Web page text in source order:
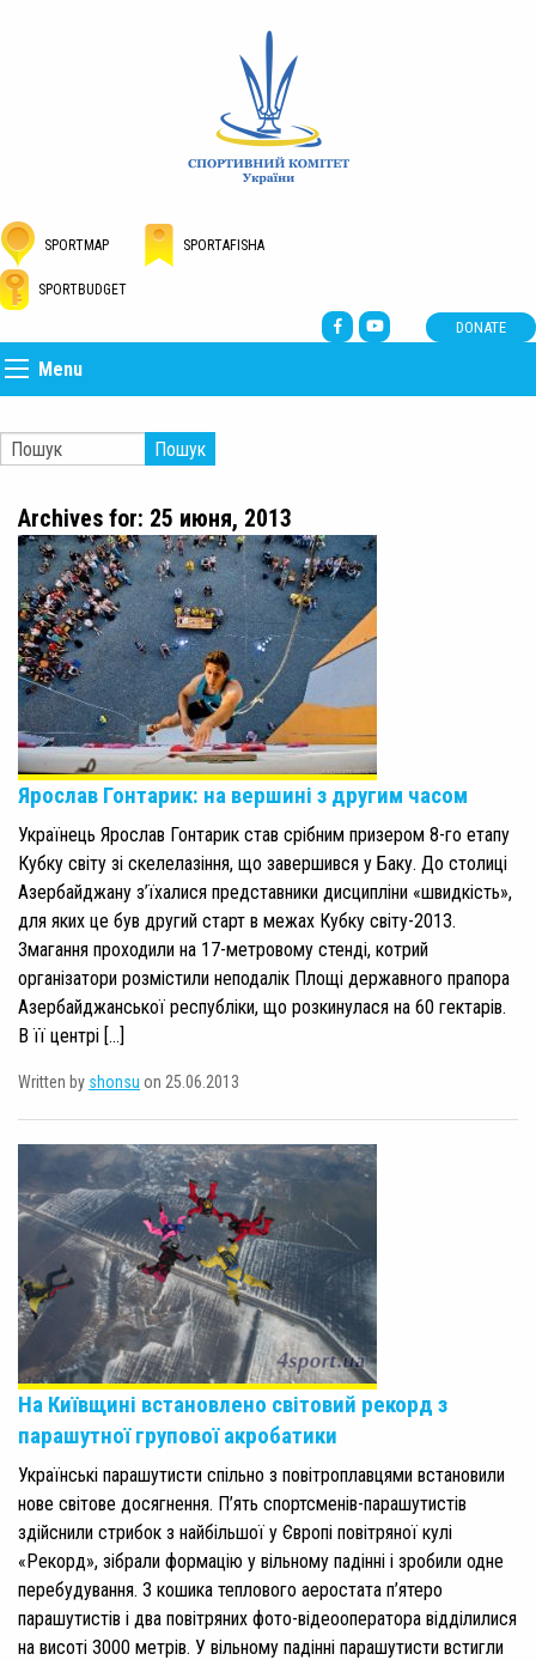
SPORTMAP SPORTAFISHA
SPORTBUDGET
DONATE
Menu
Пошук
Archives for: 25 июня, 2013
Ярослав Гонтарик: на вершині з другим часом
Українець Ярослав Гонтарик став срібним призером 8-го етапу
Кубку світу зі скелелазіння, що завершився у Баку. До столиці
Азербайджану з’їхалися представники дисципліни «швидкість»,
для яких це був другий старт в межах Кубку світу-2013.
Змагання проходили на 17-метровому стенді, котрий
організатори розмістили неподалік Площі державного прапора
Азербайджанської республіки, що розкинулася на 60 гектарів.
В її центрі […]
Written by shonsu on 25.06.2013
На Київщині встановлено світовий рекорд з
парашутної групової акробатики
Українські парашутисти спільно з повітроплавцями встановили
нове світове досягнення. П’ять спортсменів-парашутистів
здійснили стрибок з найбільшої у Європі повітряної кулі
«Рекорд», зібрали формацію у вільному падінні і зробили одне
перебудування. З кошика теплового аеростата п’ятеро
парашутистів і два повітряних фото-відеооператора відділилися
на висоті 3000 метрів. У вільному падінні парашутисти встигли